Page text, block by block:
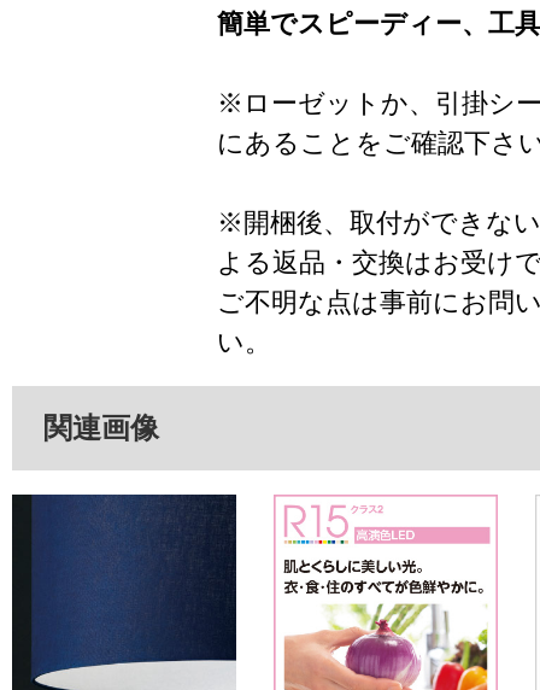
簡単でスピーディー、工
※ローゼットか、引掛シ
にあることをご確認下さ
※開梱後、取付ができな
よる返品・交換はお受け
ご不明な点は事前にお問
い。
関連画像